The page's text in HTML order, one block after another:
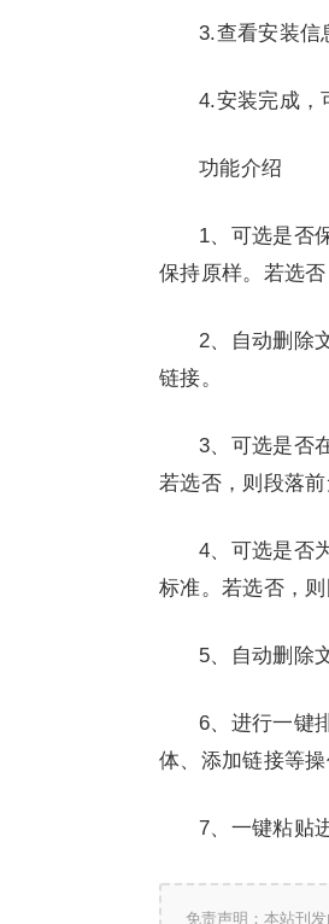
3.查看安装信
4.安装完成，
功能介绍
1、可选是否
保持原样。若选
2、自动删除
链接。
3、可选是否
若选否，则段落前
4、可选是否
标准。若选否，则
5、自动删除
6、进行一键
体、添加链接等操
7、一键粘贴
免责声明：本站刊